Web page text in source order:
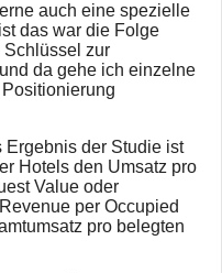
auch eine spezielle
das war die Folge
Schlüssel zur
da gehe ich einzelne
Ergebnis der Studie ist
Hotels den Umsatz pro
Value oder
per Occupied
pro belegten